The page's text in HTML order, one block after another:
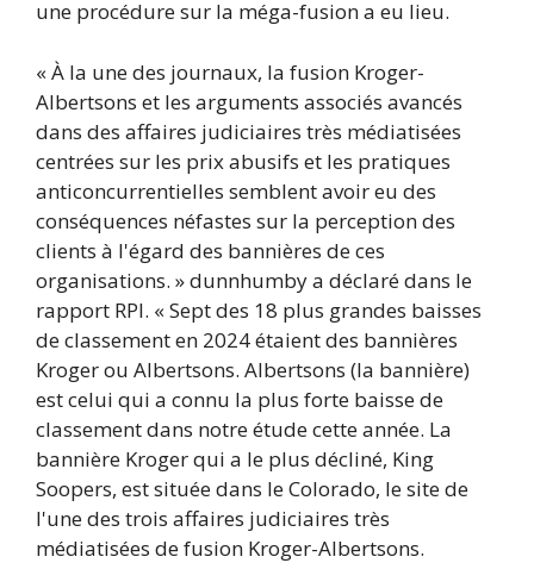
une procédure sur la méga-fusion a eu lieu.
« À la une des journaux, la fusion Kroger-
Albertsons et les arguments associés avancés
dans des affaires judiciaires très médiatisées
centrées sur les prix abusifs et les pratiques
anticoncurrentielles semblent avoir eu des
conséquences néfastes sur la perception des
clients à l'égard des bannières de ces
organisations. » dunnhumby a déclaré dans le
rapport RPI. « Sept des 18 plus grandes baisses
de classement en 2024 étaient des bannières
Kroger ou Albertsons. Albertsons (la bannière)
est celui qui a connu la plus forte baisse de
classement dans notre étude cette année. La
bannière Kroger qui a le plus décliné, King
Soopers, est située dans le Colorado, le site de
l'une des trois affaires judiciaires très
médiatisées de fusion Kroger-Albertsons.